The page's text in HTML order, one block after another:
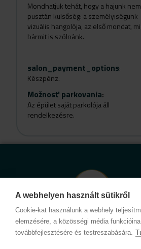
A webhelyen használt sütikről
Cookie-kat használunk a webhely
elemzésére, a közösségi média
továbbfejlesztésére és testreszabására.
Mondhatjuk tehát, hogy a hajunk nem
pusztán külsőség: a személyiségünk
vizuális hangolója, az első mondat,
bármit is szólnánk.
salon_payment_options:
Készpénz.
Možnosť parkovania:
Az épület saját parkolója áll
rendelkezésre.